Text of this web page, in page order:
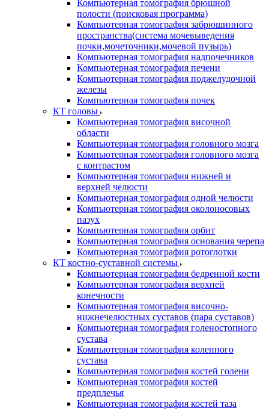
Компьютерная томография брюшной
полости (поисковая программа)
Компьютерная томография забрюшинного
пространства(система мочевыведения
почки,мочеточники,мочевой пузырь)
Компьютерная томография надпочечников
Компьютерная томография печени
Компьютерная томография поджелудочной
железы
Компьютерная томография почек
КТ головы
Компьютерная томография височной
области
Компьютерная томография головного мозга
Компьютерная томография головного мозга
с контрастом
Компьютерная томография нижней и
верхней челюсти
Компьютерная томография одной челюсти
Компьютерная томография околоносовых
пазух
Компьютерная томография орбит
Компьютерная томография основания черепа
Компьютерная томография ротоглотки
КТ костно-суставной системы
Компьютерная томография бедренной кости
Компьютерная томография верхней
конечности
Компьютерная томография височно-
нижнечелюстных суставов (пара суставов)
Компьютерная томография голеностопного
сустава
Компьютерная томография коленного
сустава
Компьютерная томография костей голени
Компьютерная томография костей
предплечья
Компьютерная томография костей таза